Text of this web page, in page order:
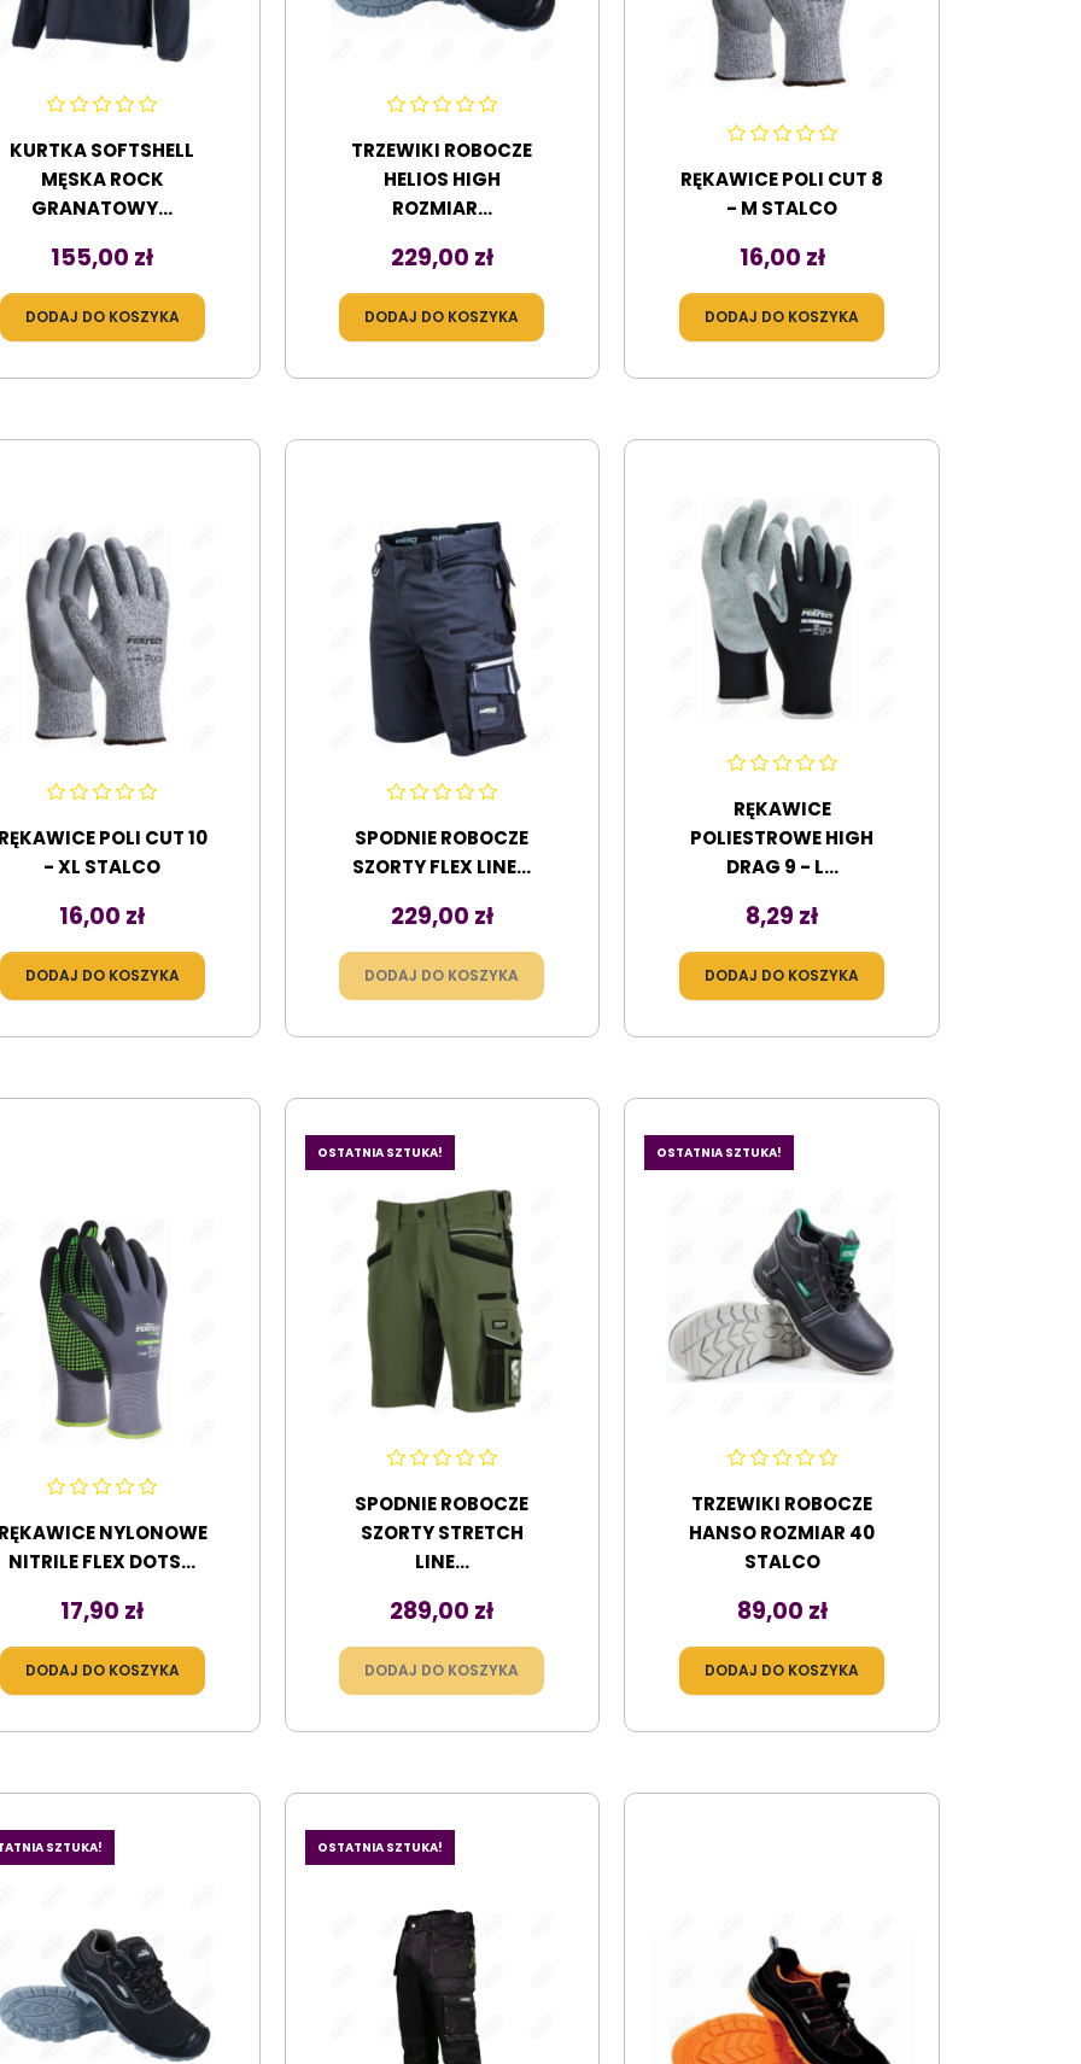
KURTKA SOFTSHELL
MĘSKA ROCK
GRANATOWY...
Cena
155,00 zł
DODAJ DO KOSZYKA
TRZEWIKI ROBOCZE
HELIOS HIGH
ROZMIAR...
Cena
229,00 zł
DODAJ DO KOSZYKA
RĘKAWICE POLI CUT 8
- M STALCO
Cena
16,00 zł
DODAJ DO KOSZYKA
POLI CUT 10
- XL STALCO
Cena
16,00 zł
DODAJ DO KOSZYKA
SPODNIE ROBOCZE
SZORTY FLEX LINE...
Cena
229,00 zł
DODAJ DO KOSZYKA
RĘKAWICE
POLIESTROWE HIGH
DRAG 9 - L...
Cena
8,29 zł
DODAJ DO KOSZYKA
NYLONOWE
NITRILE FLEX DOTS...
Cena
17,90 zł
DODAJ DO KOSZYKA
OSTATNIA SZTUKA!
SPODNIE ROBOCZE
SZORTY STRETCH
LINE...
Cena
289,00 zł
DODAJ DO KOSZYKA
OSTATNIA SZTUKA!
TRZEWIKI ROBOCZE
HANSO ROZMIAR 40
STALCO
Cena
89,00 zł
DODAJ DO KOSZYKA
SZTUKA! OSTATNIA SZTUKA!